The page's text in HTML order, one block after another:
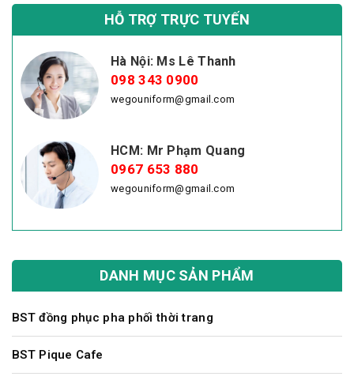
HỖ TRỢ TRỰC TUYẾN
Hà Nội: Ms Lê Thanh
098 343 0900
wegouniform@gmail.com
HCM: Mr Phạm Quang
0967 653 880
wegouniform@gmail.com
DANH MỤC SẢN PHẨM
BST đồng phục pha phối thời trang
BST Pique Cafe